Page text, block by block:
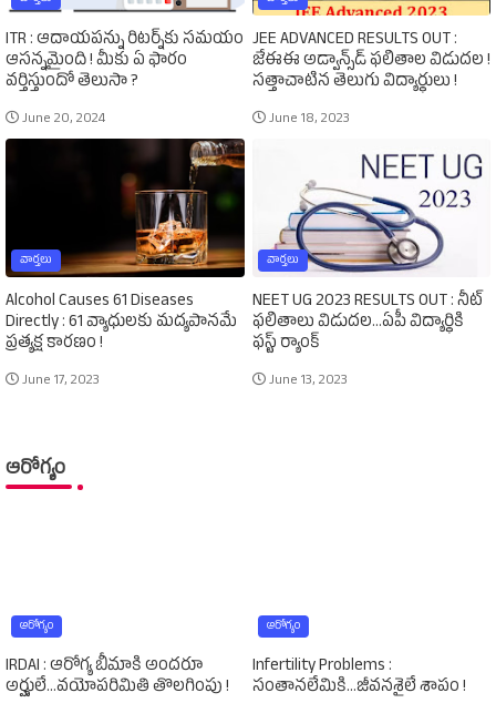
ITR : ఆదాయపన్ను రిటర్న్‌కు సమయం
ఆసన్నమైంది ! మీకు ఏ ఫారం
వర్తిస్తుందో తెలుసా ?
June 20, 2024
JEE ADVANCED RESULTS OUT :
జేఈఈ అడ్వాన్స్‌డ్‌ ఫలితాల విడుదల !
సత్తాచాటిన తెలుగు విద్యార్థులు !
June 18, 2023
వార్తలు
Alcohol Causes 61 Diseases
Directly : 61 వ్యాధులకు మద్యపానమే
ప్రత్యక్ష కారణం !
June 17, 2023
వార్తలు
NEET UG 2023 RESULTS OUT : నీట్‌
ఫలితాలు విడుదల...ఏపీ విద్యార్థికి
ఫస్ట్‌ ర్యాంక్‌
June 13, 2023
ఆరోగ్యం
ఆరోగ్యం
IRDAI : ఆరోగ్య బీమాకి అందరూ
అర్హులే...వయోపరిమితి తొలగింపు !
ఆరోగ్యం
Infertility Problems :
సంతానలేమికి...జీవనశైలే శాపం !